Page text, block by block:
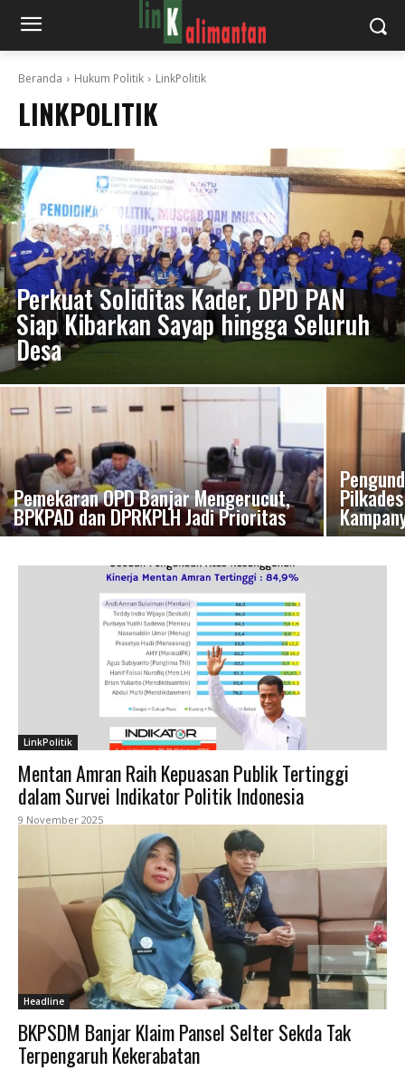
Beranda Hukum Politik LinkPolitik
LINKPOLITIK
Perkuat Soliditas Kader, DPD PAN
Siap Kibarkan Sayap hingga Seluruh
Desa
Pemekaran OPD Banjar Mengerucut,
BPKPAD dan DPRKPLH Jadi Prioritas
LinkPolitik
Mentan Amran Raih Kepuasan Publik Tertinggi
dalam Survei Indikator Politik Indonesia
9 November 2025
Headline
BKPSDM Banjar Klaim Pansel Selter Sekda Tak
Terpengaruh Kekerabatan